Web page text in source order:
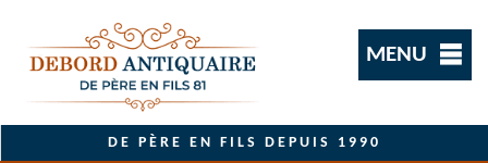
MENU
DE PÈRE EN FILS DEPUIS 1990